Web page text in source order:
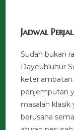
Jadwal
Sudah bukan
Dayeuhluhur
penjemputan
masalah
berusaha